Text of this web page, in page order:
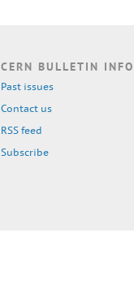
CERN BULLETIN INFO
Past issues
Contact us
RSS feed
Subscribe